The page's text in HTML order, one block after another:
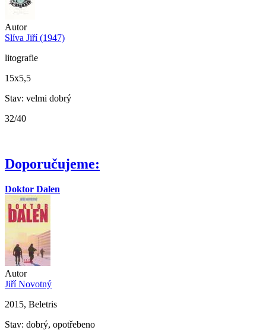
Autor
Slíva Jiří (1947)
litografie
15x5,5
Stav: velmi dobrý
32/40
Doporučujeme:
Doktor Dalen
Autor
Jiří Novotný
2015, Beletris
Stav: dobrý, opotřebeno